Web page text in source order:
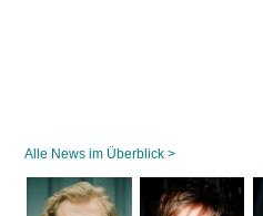
Alle News im Überblick >
Navigation
überspringen